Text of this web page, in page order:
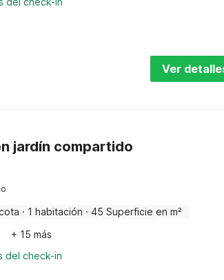
Ver
jardín compartido
· 1 habitación · 45 Superficie en m²
+ 15 más
del check-in